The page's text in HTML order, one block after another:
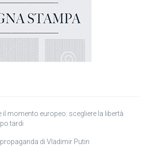
il momento europeo: scegliere la libertà
tardi
di Vladimir Putin